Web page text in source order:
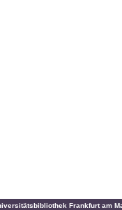
Frankfurt am